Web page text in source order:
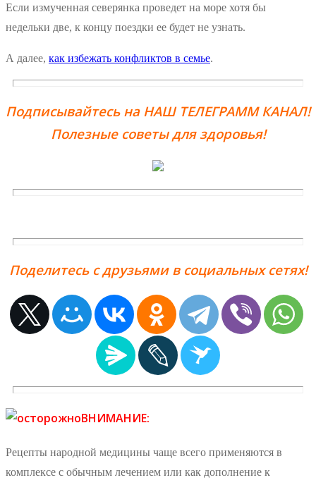
Если измученная северянка проведет на море хотя бы
недельки две, к концу поездки ее будет не узнать.
А далее, как избежать конфликтов в семье.
Подписывайтесь на НАШ ТЕЛЕГРАММ КАНАЛ!
Полезные советы для здоровья!
Поделитесь с друзьями в социальных сетях!
ВНИМАНИЕ:
Рецепты народной медицины чаще всего применяются в
комплексе с обычным лечением или как дополнение к